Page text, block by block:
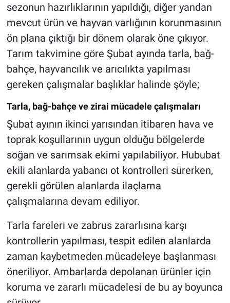
sezonun hazırlıklarının yapıldığı, diğer yandan
mevcut ürün ve hayvan varlığının korunmasının
ön plana çıktığı bir dönem olarak öne çıkıyor.
Tarım takvimine göre Şubat ayında tarla, bağ-
bahçe, hayvancılık ve arıcılıkta yapılması
gereken çalışmalar başlıklar halinde şöyle;
Tarla, bağ-bahçe ve zirai mücadele çalışmaları
Şubat ayının ikinci yarısından itibaren hava ve
toprak koşullarının uygun olduğu bölgelerde
soğan ve sarımsak ekimi yapılabiliyor. Hububat
ekili alanlarda yabancı ot kontrolleri sürerken,
gerekli görülen alanlarda ilaçlama
çalışmalarına devam ediliyor.
Tarla fareleri ve zabrus zararlısına karşı
kontrollerin yapılması, tespit edilen alanlarda
zaman kaybetmeden mücadeleye başlanması
öneriliyor. Ambarlarda depolanan ürünler için
koruma ve zararlı mücadelesi de bu ay boyunca